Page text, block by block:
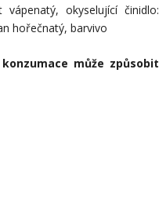
okyselující činidlo:
hořečnatý, barvivo
může způsobit